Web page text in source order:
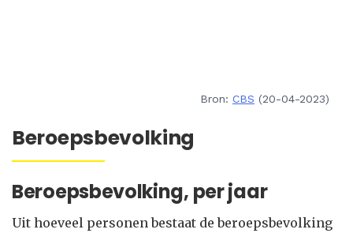
Bron: CBS (20-04-2023)
Beroepsbevolking
Beroepsbevolking, per jaar
Uit hoeveel personen bestaat de beroepsbevolking